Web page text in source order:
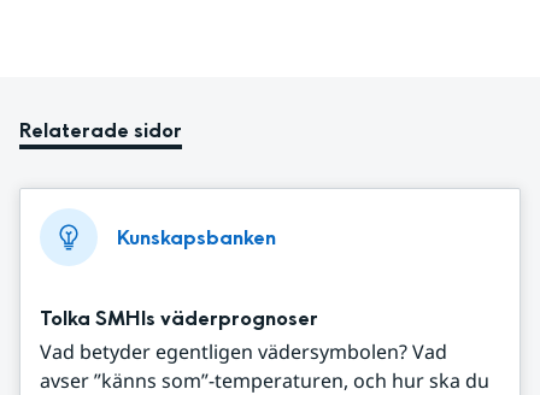
Relaterade sidor
Kunskapsbanken
Tolka SMHIs väderprognoser
Vad betyder egentligen vädersymbolen? Vad
avser ”känns som”-temperaturen, och hur ska du